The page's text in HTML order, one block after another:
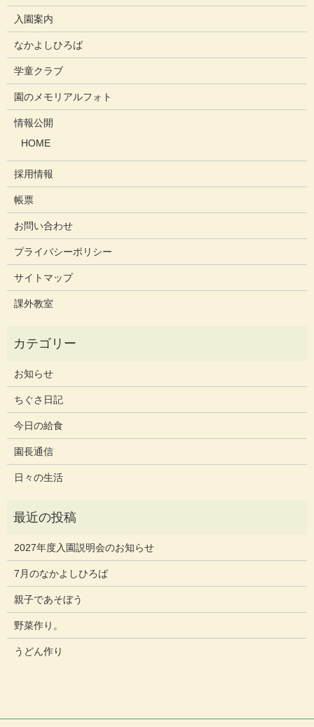
入園案内
なかよしひろば
学童クラブ
園のメモリアルフォト
情報公開
HOME
採用情報
帳票
お問い合わせ
プライバシーポリシー
サイトマップ
課外教室
お知らせ
ちぐさ日記
今日の給食
園長通信
日々の生活
2027年度入園説明会のお知らせ
7月のなかよしひろば
親子であそぼう
野菜作り。
うどん作り